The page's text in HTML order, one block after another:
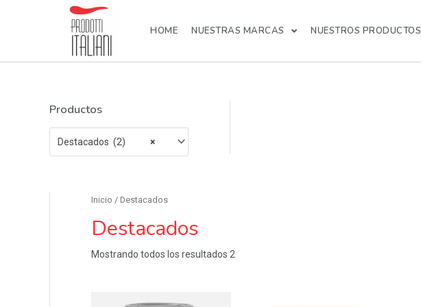
HOME NUESTRAS MARCAS NUESTROS PRODUCTOS
Productos
×
Destacados (2)
Inicio / Destacados
Destacados
Mostrando todos los resultados 2